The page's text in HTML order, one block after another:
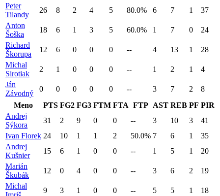
Peter
Tilandy
26 8 2 4 5 80.0% 6 7 1
37
Anton
Šoška
18 6 1 3 5 60.0% 1 7 0
24
Richard
Škorupa
12 6 0 0 0 -- 4 13 1
28
Michal
Sirotiak
2 1 0 0 0 -- 1 2 1
4
Ján
Závodný
0 0 0 0 0 -- 3 7 2
8
Meno
PTS FG2 FG3 FTM FTA FTP AST REB PF PIR
Andrej
Sýkora
31 2 9 0 0 -- 3 10 3
41
Ivan Florek 24 10 1 1 2 50.0% 7 6 1
35
Andrej
Kušnier
15 6 1 0 0 -- 1 5 1
20
Marián
Škubák
12 0 4 0 0 -- 3 6 2
19
Michal
9 3 1 0 0 -- 5 5 1 18